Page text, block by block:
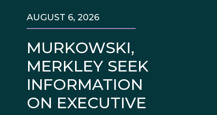
MURKOWSKI,
MERKLEY SEEK
INFORMATION
ON EXECUTIVE
AUGUST 6, 2026